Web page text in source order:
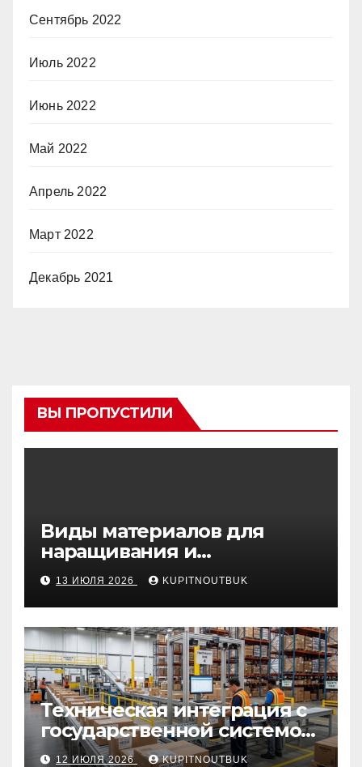
Сентябрь 2022
Июль 2022
Июнь 2022
Май 2022
Апрель 2022
Март 2022
Декабрь 2021
ВЫ ПРОПУСТИЛИ
Виды материалов для
наращивания и
моделирования ногтей
13 ИЮЛЯ 2026 KUPITNOUTBUK
Техническая интеграция с
государственной системой
«Честный знак
12 ИЮЛЯ 2026 KUPITNOUTBUK